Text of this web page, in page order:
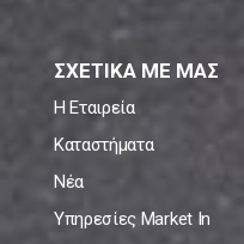
ΣΧΕΤΙΚΑ ΜΕ ΜΑΣ
Η Εταιρεία
Καταστήματα
Νέα
Υπηρεσίες Market In